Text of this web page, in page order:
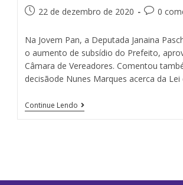
22 de dezembro de 2020 0
Na Jovem Pan, a Deputada Janaina
o aumento de subsídio do Prefeito,
Câmara de Vereadores. Comentou
decisãode Nunes Marques acerca da
Continue Lendo